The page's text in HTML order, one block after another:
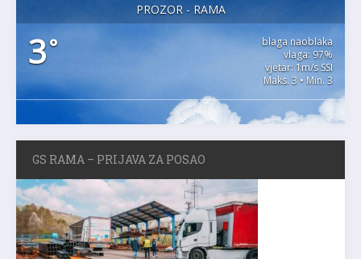
PROZOR - RAMA
3°
blaga naoblaka
vlaga: 97%
vjetar: 1m/s SSI
Maks. 3 • Min. 3
GS RAMA – PRIJAVA ZA POSAO